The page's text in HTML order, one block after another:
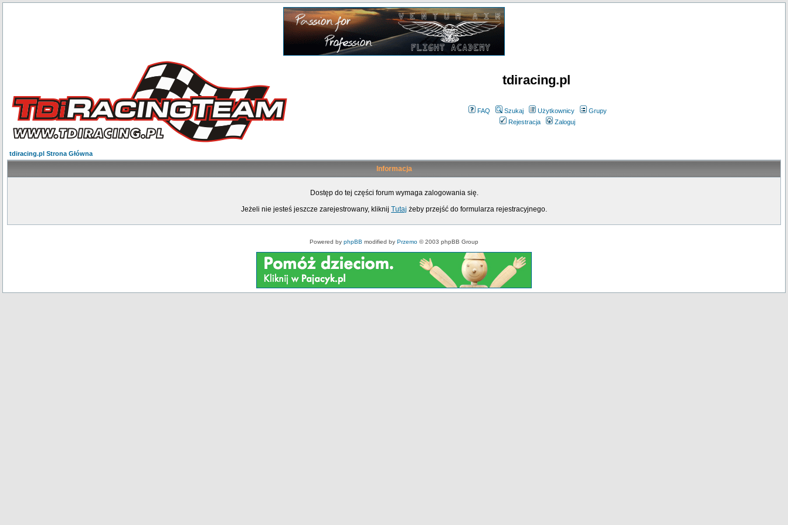
tdiracing.pl
FAQ Szukaj Użytkownicy
Grupy
Rejestracja
Zaloguj
tdiracing.pl Strona Główna
Informacja
Dostęp do tej części forum wymaga zalogowania się.
Jeżeli nie jesteś jeszcze zarejestrowany, kliknij Tutaj żeby przejść do formularza rejestracyjnego.
Powered by phpBB modified by Przemo © 2003 phpBB Group